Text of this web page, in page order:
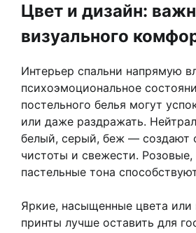
Цвет и дизайн:
визуального
Интерьер спальни напрямую
психоэмоциональное
постельного белья могут
или даже раздражать.
белый, серый, беж — создают
чистоты и свежести. Розовые,
пастельные тона
Яркие, насыщенные цвета или
принты лучше оставить для